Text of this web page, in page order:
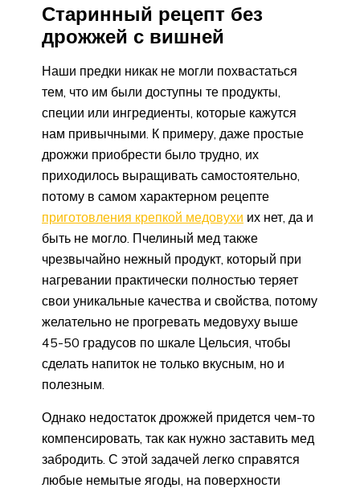
Старинный рецепт без
дрожжей с вишней
Наши предки никак не могли похвастаться
тем, что им были доступны те продукты,
специи или ингредиенты, которые кажутся
нам привычными. К примеру, даже простые
дрожжи приобрести было трудно, их
приходилось выращивать самостоятельно,
потому в самом характерном рецепте
приготовления крепкой медовухи их нет, да и
быть не могло. Пчелиный мед также
чрезвычайно нежный продукт, который при
нагревании практически полностью теряет
свои уникальные качества и свойства, потому
желательно не прогревать медовуху выше
45-50 градусов по шкале Цельсия, чтобы
сделать напиток не только вкусным, но и
полезным.
Однако недостаток дрожжей придется чем-то
компенсировать, так как нужно заставить мед
забродить. С этой задачей легко справятся
любые немытые ягоды, на поверхности